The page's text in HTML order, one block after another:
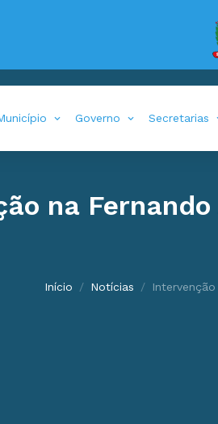
Governo Secretarias
na
Início Notícias